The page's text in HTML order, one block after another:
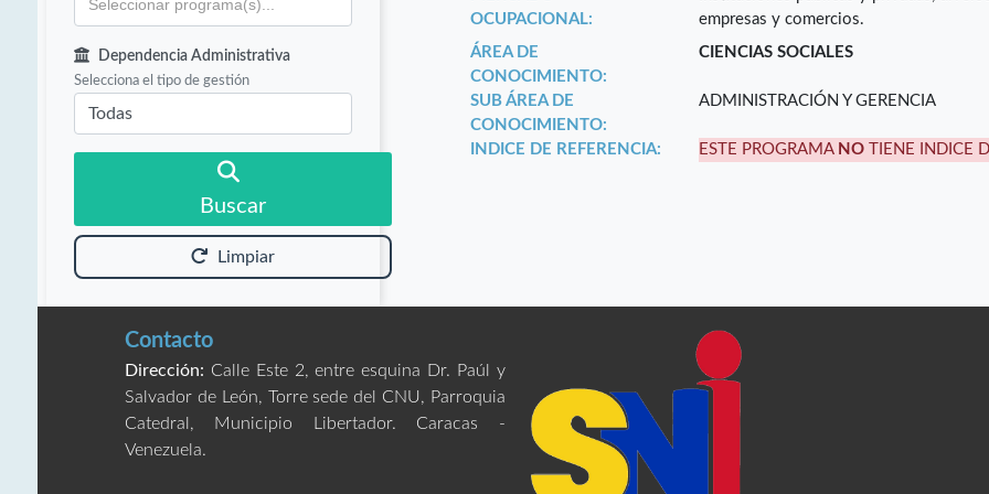
Dependencia Administrativa
Selecciona el tipo de gestión
Buscar
Limpiar
OCUPACIONAL:
empresas y comercios.
ÁREA DE
CONOCIMIENTO:
CIENCIAS SOCIALES
SUB ÁREA DE
CONOCIMIENTO:
ADMINISTRACIÓN Y GERENCIA
INDICE DE REFERENCIA: ESTE PROGRAMA NO TIENE INDICE
Contacto
Dirección: Calle Este 2, entre esquina Dr. Paúl y
Salvador de León, Torre sede del CNU, Parroquia
Catedral, Municipio Libertador. Caracas -
Venezuela.